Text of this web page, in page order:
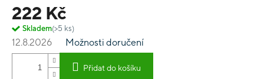
222 Kč
Skladem(>5 ks)
12.8.2026 Možnosti doručení
Přidat do košíku